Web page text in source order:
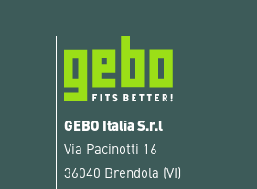
GEBO Italia S.r.l
Via Pacinotti 16
36040 Brendola (VI)